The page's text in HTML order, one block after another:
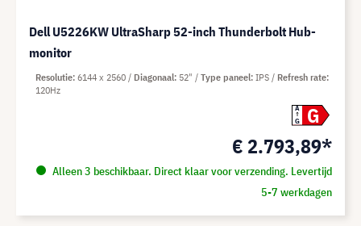
Dell U5226KW UltraSharp 52-inch Thunderbolt Hub-
monitor
A
G
G
€ 2.793,89*
Alleen 3 beschikbaar. Direct klaar voor verzending. Levertijd
5-7 werkdagen
Resolutie 6144 x 2560 Diagonaal 52" Type paneel IPS
Refresh rate
120Hz